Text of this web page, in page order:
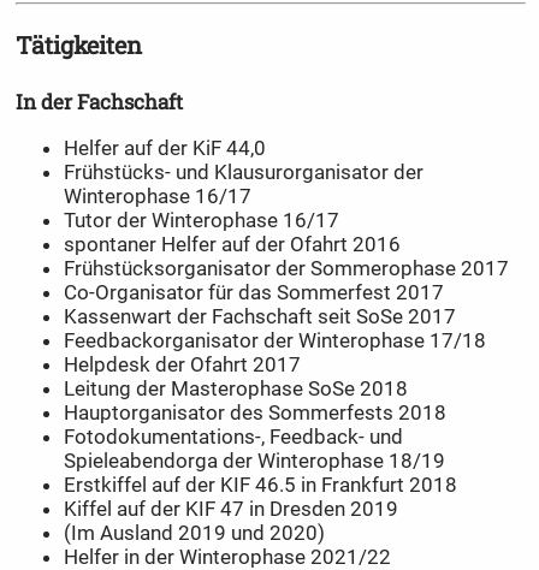
Tätigkeiten
In der Fachschaft
Helfer auf der KiF 44,0
Frühstücks- und Klausurorganisator der
Winterophase 16/17
Tutor der Winterophase 16/17
spontaner Helfer auf der Ofahrt 2016
Frühstücksorganisator der Sommerophase 2017
Co-Organisator für das Sommerfest 2017
Kassenwart der Fachschaft seit SoSe 2017
Feedbackorganisator der Winterophase 17/18
Helpdesk der Ofahrt 2017
Leitung der Masterophase SoSe 2018
Hauptorganisator des Sommerfests 2018
Fotodokumentations-, Feedback- und
Spieleabendorga der Winterophase 18/19
Erstkiffel auf der KIF 46.5 in Frankfurt 2018
Kiffel auf der KIF 47 in Dresden 2019
(Im Ausland 2019 und 2020)
Helfer in der Winterophase 2021/22